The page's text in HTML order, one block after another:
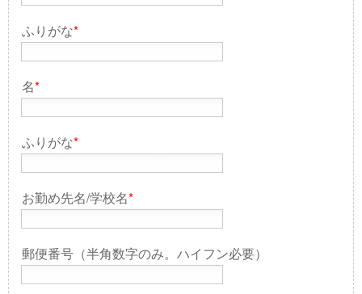
ふりがな*
名*
ふりがな*
お勤め先名/学校名*
郵便番号（半角数字のみ。ハイフン必要）